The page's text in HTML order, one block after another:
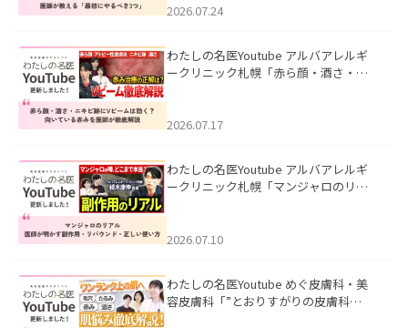
た。
2026.07.24
わたしの名医Youtube アルバアレルギ
ークリニック札幌「赤ら顔・酒さ・ニ
した。
2026.07.17
わたしの名医Youtube アルバアレルギ
ークリニック札幌「マンジャロのリア
た。
2026.07.10
わたしの名医Youtube めぐ皮膚科・美
容皮膚科「”とおりすがりの皮膚科